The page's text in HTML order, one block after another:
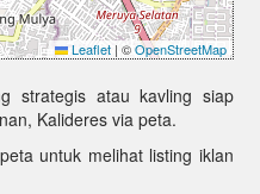
Leaflet | ©OpenStreetMap
strategis atau kavling siap
Kalideres via peta.
untuk melihat listing iklan